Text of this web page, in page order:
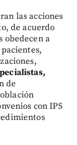
las acciones
de acuerdo
obedecen a
de
con IPS